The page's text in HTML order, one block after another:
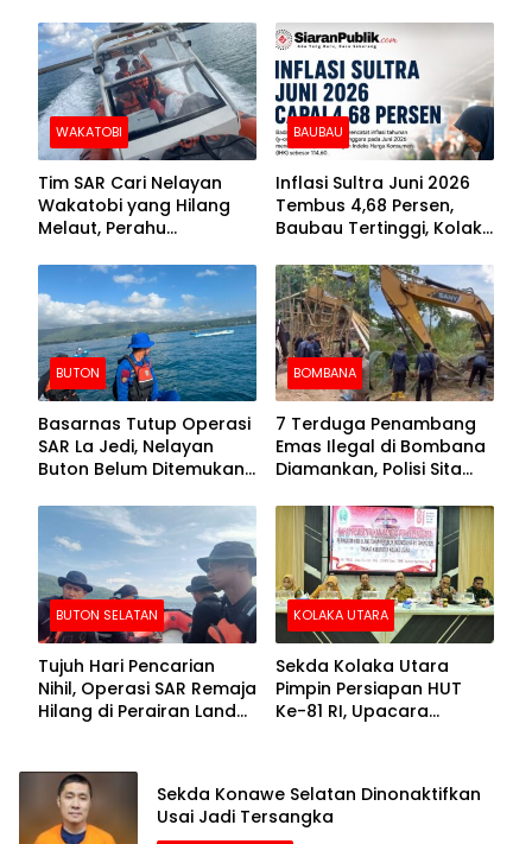
Barang Senilai Rp419,5
Juta
WAKATOBI
Tim SAR Cari Nelayan
Wakatobi yang Hilang
Melaut, Perahu
Kemasukan Air
BAUBAU
Inflasi Sultra Juni 2026
Tembus 4,68 Persen,
Baubau Tertinggi, Kolaka
BUTON
Basarnas Tutup Operasi
SAR La Jedi, Nelayan
Buton Belum Ditemukan
BOMBANA
7 Terduga Penambang
Emas Ilegal di Bombana
Diamankan, Polisi Sita
Crusher
BUTON SELATAN
Tujuh Hari Pencarian
Nihil, Operasi SAR Remaja
Hilang di Perairan Lande
KOLAKA UTARA
Sekda Kolaka Utara
Pimpin Persiapan HUT
Ke-81 RI, Upacara
Sekda Konawe Selatan Dinonaktifkan
Usai Jadi Tersangka